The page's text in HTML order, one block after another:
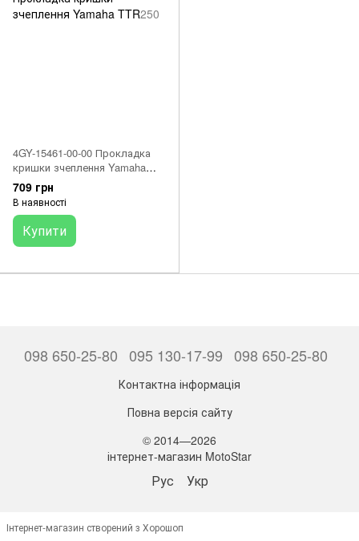
4GY-15461-00-00 Прокладка
кришки зчеплення Yamaha
TTR250
709 грн
В наявності
Купити
098 650-25-80 095 130-17-99 098 650-25-80
Контактна інформація
Повна версія сайту
© 2014—2026
інтернет-магазин MotoStar
Рус Укр
Інтернет-магазин створений з Хорошоп